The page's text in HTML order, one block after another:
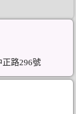
路296號